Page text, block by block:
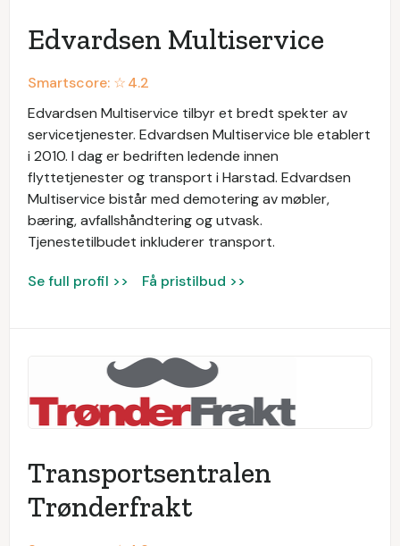
Edvardsen Multiservice
Smartscore: ☆4.2
Edvardsen Multiservice tilbyr et bredt spekter av
servicetjenester. Edvardsen Multiservice ble etablert
i 2010. I dag er bedriften ledende innen
flyttetjenester og transport i Harstad. Edvardsen
Multiservice bistår med demotering av møbler,
bæring, avfallshåndtering og utvask.
Tjenestetilbudet inkluderer transport.
Se full profil >> Få pristilbud >>
Transportsentralen
Trønderfrakt